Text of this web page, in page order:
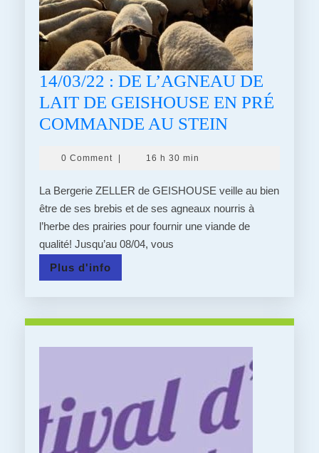
14/03/22 : DE L’AGNEAU DE
LAIT DE GEISHOUSE EN PRÉ
COMMANDE AU STEIN14/03/22
L’AGNEAU
DE
LAIT
PRÉ
AU
STEIN
0 Comment | 16 h 30 min
La Bergerie ZELLER de GEISHOUSE veille au bien
être de ses brebis et de ses agneaux nourris à
l’herbe des prairies pour fournir une viande de
qualité! Jusqu’au 08/04, vous
Plus d'info
d'info